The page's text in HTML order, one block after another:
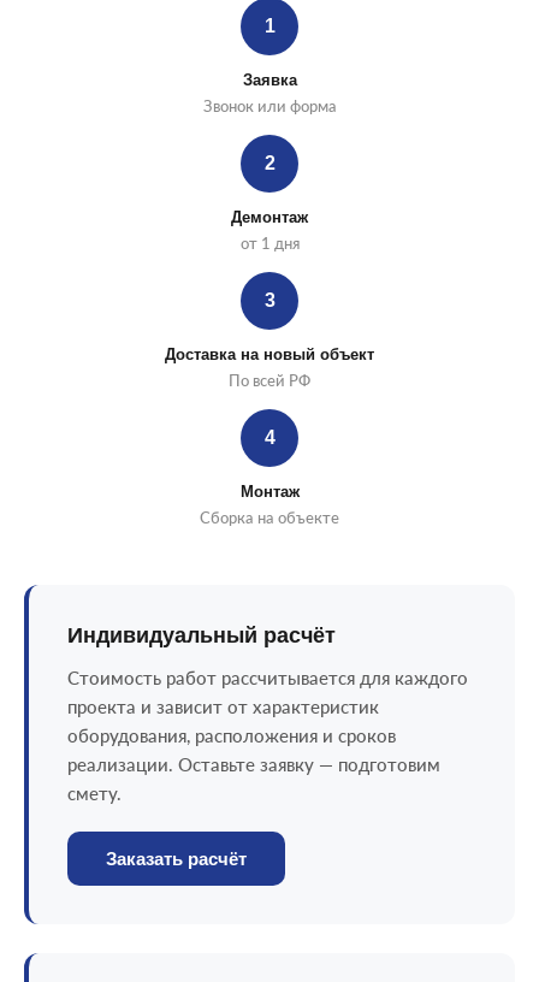
1
Заявка
Звонок или форма
2
Демонтаж
от 1 дня
3
Доставка на новый объект
По всей РФ
4
Монтаж
Сборка на объекте
Индивидуальный расчёт
Стоимость работ рассчитывается для каждого
проекта и зависит от характеристик
оборудования, расположения и сроков
реализации. Оставьте заявку — подготовим
смету.
Заказать расчёт